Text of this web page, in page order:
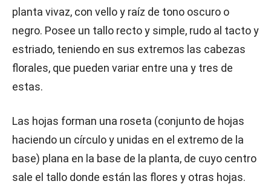
planta vivaz, con vello y raíz de tono oscuro o
negro. Posee un tallo recto y simple, rudo al tacto y
estriado, teniendo en sus extremos las cabezas
florales, que pueden variar entre una y tres de
estas.
Las hojas forman una roseta (conjunto de hojas
haciendo un círculo y unidas en el extremo de la
base) plana en la base de la planta, de cuyo centro
sale el tallo donde están las flores y otras hojas.